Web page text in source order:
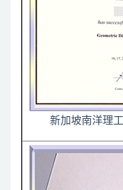
新加坡南洋理